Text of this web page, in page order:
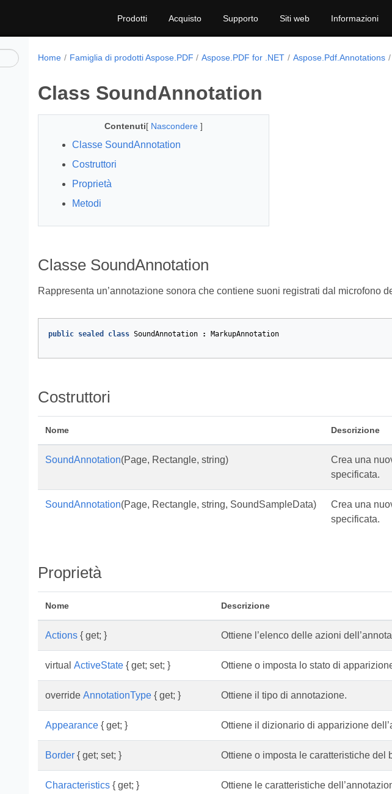
Prodotti Acquisto Supporto Siti web Informazioni
Home Famiglia di prodotti Aspose.PDF Aspose.PDF for .NET Aspose.Pdf.Annotations
Class SoundAnnotation
Contenuti[ Nascondere]
Classe SoundAnnotation
Costruttori
Proprietà
Metodi
Classe SoundAnnotation
Rappresenta un’annotazione sonora che contiene suoni registrati dal microfono
public sealed class SoundAnnotation : MarkupAnnotation
Costruttori
Nome Descrizione
SoundAnnotation(Page, Rectangle, string)
Crea una
specificata.
SoundAnnotation(Page, Rectangle, string, SoundSampleData)
Crea una
specificata.
Proprietà
Nome Descrizione
Actions { get; } Ottiene l’elenco delle azioni
virtual ActiveState { get; set; } Ottiene o imposta lo stato di
override AnnotationType { get; } Ottiene il tipo di annotazione.
Appearance { get; } Ottiene il dizionario di apparizione
Border { get; set; } Ottiene o imposta le caratteristiche del
Characteristics { get; } Ottiene le caratteristiche